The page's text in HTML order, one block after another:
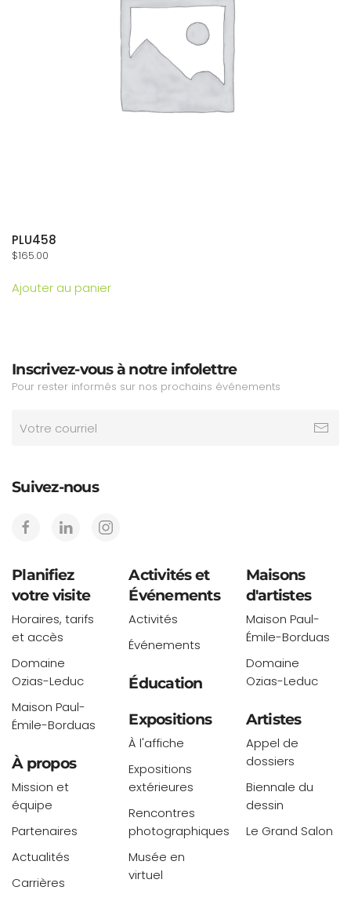
PLU458
$165.00
Ajouter au panier
Inscrivez-vous à notre infolettre
Pour rester informés sur nos prochains événements
Suivez-nous
Planifiez
votre visite
Horaires, tarifs
et accès
Domaine
Ozias-Leduc
Maison Paul-
Émile-Borduas
À propos
Mission et
équipe
Partenaires
Actualités
Carrières
Activités et
Événements
Activités
Événements
Éducation
Expositions
À l'affiche
Expositions
extérieures
Rencontres
photographiques
Musée en
virtuel
Maisons
d'artistes
Maison Paul-
Émile-Borduas
Domaine
Ozias-Leduc
Artistes
Appel de
dossiers
Biennale du
dessin
Le Grand Salon